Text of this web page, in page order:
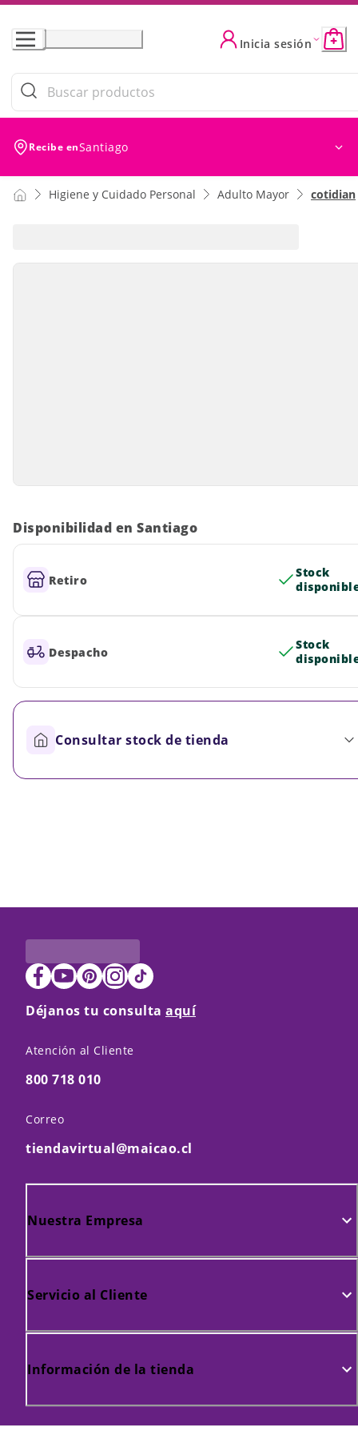
Skip
Content
Inicia sesión
Recibe enSantiago
Higiene y Cuidado Personal Adulto Mayor cotidian
Disponibilidad en Santiago
Retiro
Stock
Despacho
Stock
Consultar stock de tienda
Déjanos tu consulta aquí
Atención al Cliente
800 718 010
Correo
tiendavirtual@maicao.cl
Nuestra Empresa
Servicio al Cliente
Información de la tienda